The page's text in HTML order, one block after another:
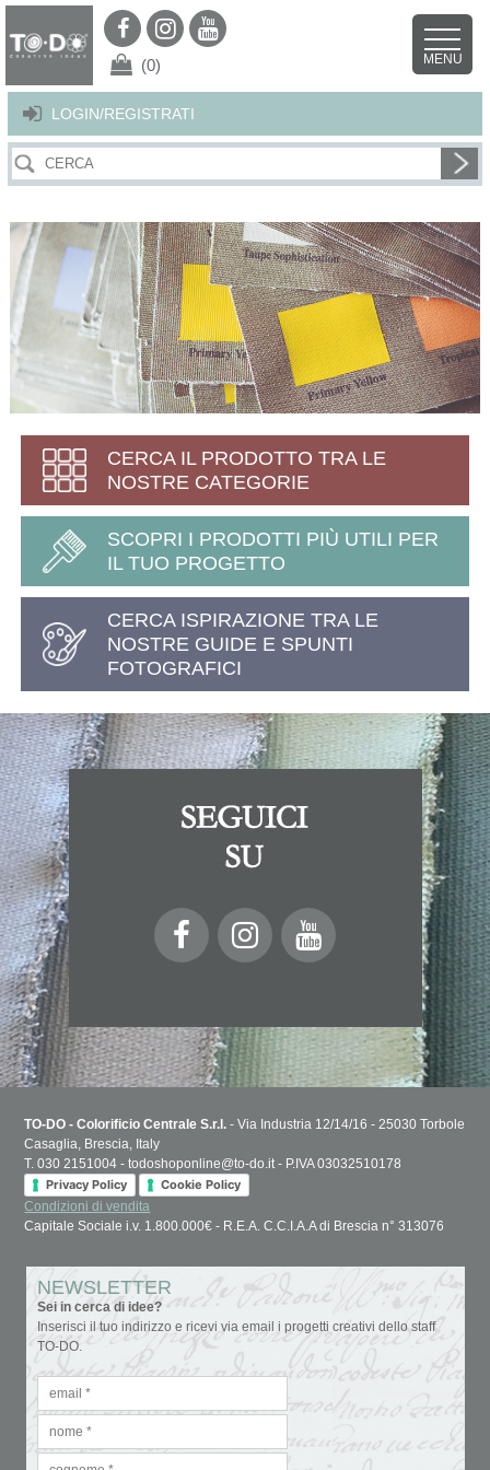
Per offrirti il miglior servizio possibile questo sito utilizza i cookies.
Continuando la navigazione nel sito autorizzi l’uso dei cookies. Per ulteriori
LOGIN/REGISTRATI
(0) MENU
CERCA IL PRODOTTO TRA LE
NOSTRE CATEGORIE
SCOPRI I PRODOTTI PIÙ UTILI PER
IL TUO PROGETTO
CERCA ISPIRAZIONE TRA LE
NOSTRE GUIDE E SPUNTI
FOTOGRAFICI
TO-DO - Colorificio Centrale S.r.l. - Via Industria 12/14/16 - 25030 Torbole
Casaglia, Brescia, Italy
T. 030 2151004 - todoshoponline@to-do.it - P.IVA 03032510178
Privacy Policy
Cookie Policy
Condizioni di vendita
Capitale Sociale i.v. 1.800.000€ - R.E.A. C.C.I.A.A di Brescia n° 313076
NEWSLETTER
Sei in cerca di idee?
Inserisci il tuo indirizzo e ricevi via email i progetti creativi dello staff
TO-DO.